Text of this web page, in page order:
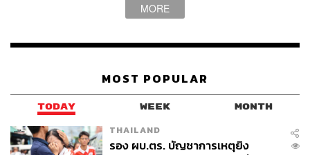
MORE
MOST POPULAR
TODAY WEEK MONTH
THAILAND
รอง ผบ.ตร. บัญชาการเหตุยิง